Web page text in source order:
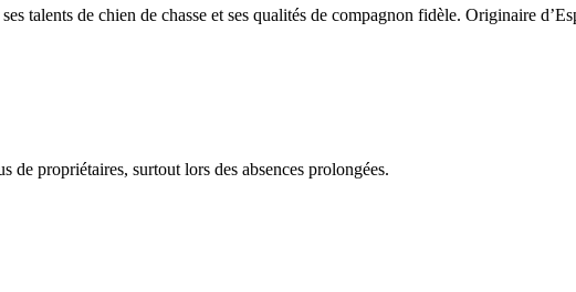
talents de chien de chasse et ses qualités de compagnon fidèle. Originaire
propriétaires, surtout lors des absences prolongées.